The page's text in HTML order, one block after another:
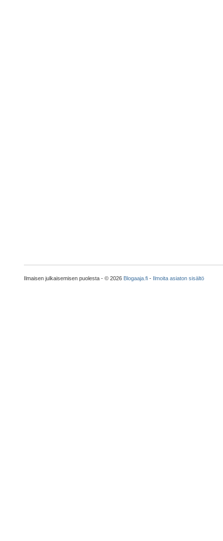
Ilmaisen julkaisemisen puolesta - © 2026 Blogaaja.fi- Ilmoita asiaton sisältö